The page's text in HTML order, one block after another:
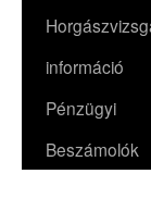
tartalomba
információ
Pénzügyi
Beszámolók